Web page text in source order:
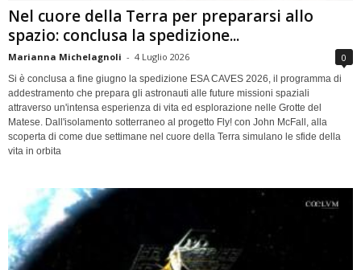
Nel cuore della Terra per prepararsi allo
spazio: conclusa la spedizione...
Marianna Michelagnoli - 4 Luglio 2026 0
Si è conclusa a fine giugno la spedizione ESA CAVES 2026, il programma di
addestramento che prepara gli astronauti alle future missioni spaziali
attraverso un'intensa esperienza di vita ed esplorazione nelle Grotte del
Matese. Dall'isolamento sotterraneo al progetto Fly! con John McFall, alla
scoperta di come due settimane nel cuore della Terra simulano le sfide della
vita in orbita